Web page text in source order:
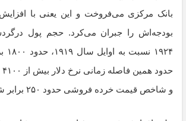
بانک مرکزی می‌فروخت و این یعنی با
بودجه‌اش را جبران می‌کرد. حجم پول
۱۹۲۴
و شاخص قیمت خرده فروشی حدود ۲۵۰ برابر شد!